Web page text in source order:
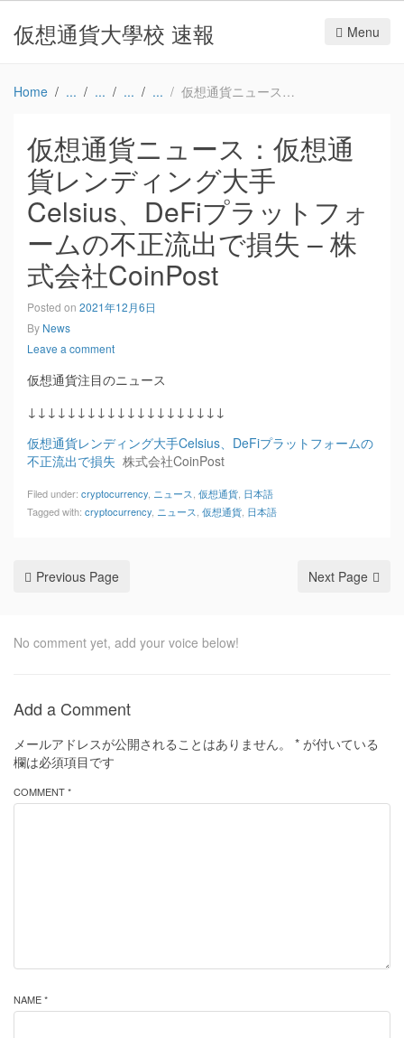
仮想通貨大學校 速報 Menu
Home 仮想通貨ニュース：仮想通貨レンディング大手Celsius、DeFiプラットフォームの不正流出で損失 – 株式会社CoinPost
仮想通貨ニュース：仮想通
貨レンディング大手
Celsius、DeFiプラットフォ
ームの不正流出で損失 – 株
式会社CoinPost
Posted on 2021年12月6日
By News
Leave a comment
仮想通貨注目のニュース
↓↓↓↓↓↓↓↓↓↓↓↓↓↓↓↓↓↓↓↓
仮想通貨レンディング大手Celsius、DeFiプラットフォームの
不正流出で損失 株式会社CoinPost
Filed under: cryptocurrency ニュース 仮想通貨 日本語
Tagged with: cryptocurrency ニュース 仮想通貨 日本語
Previous Page Next Page
No comment yet, add your voice below!
Add a Comment
メールアドレスが公開されることはありません。 * が付いている
欄は必須項目です
COMMENT *
NAME *